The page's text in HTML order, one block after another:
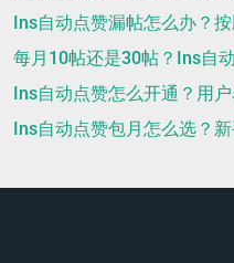
Ins自动点赞漏帖怎么办？
每月10帖还是30帖？Ins自
Ins自动点赞怎么开通？用
Ins自动点赞包月怎么选？